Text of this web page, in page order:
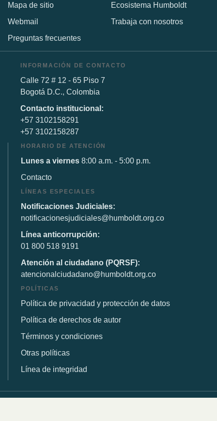
Mapa de sitio
Ecosistema Humboldt
Webmail
Trabaja con nosotros
Preguntas frecuentes
INFORMACIÓN DE CONTACTO
Calle 72 # 12 - 65 Piso 7
Bogotá D.C., Colombia
Contacto institucional:
+57 3102158291
+57 3102158287
HORARIO DE ATENCIÓN
Lunes a viernes 8:00 a.m. - 5:00 p.m.
Contacto
LÍNEAS ESPECIALES
Notificaciones Judiciales:
notificacionesjudiciales@humboldt.org.co
Línea anticorrupción:
01 800 518 9191
Atención al ciudadano (PQRSF):
atencionalciudadano@humboldt.org.co
POLÍTICAS
Política de privacidad y protección de datos
Política de derechos de autor
Términos y condiciones
Otras políticas
Línea de integridad